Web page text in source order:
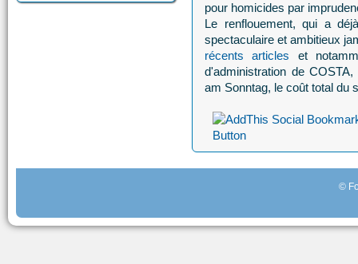
pour homicides par
Le renflouement, qui a
spectaculaire et ambitieux
récents articles et
d'administration de
am Sonntag, le coût total du
©